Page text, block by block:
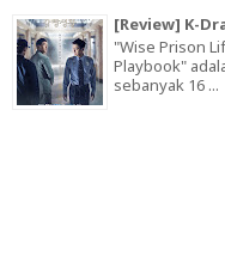
[Review] K-
"Wise Prison
Playbook"
sebanyak 16 ...